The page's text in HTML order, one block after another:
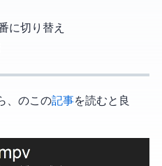
に切り替え
VCB のこの記事を読むと良